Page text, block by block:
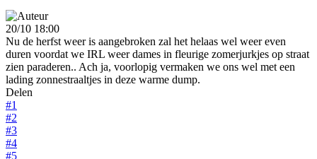
20/10 18:00
Nu de herfst weer is aangebroken zal het helaas wel weer even
duren voordat we IRL weer dames in fleurige zomerjurkjes op straat
zien paraderen.. Ach ja, voorlopig vermaken we ons wel met een
lading zonnestraaltjes in deze warme dump.
Delen
#1
#2
#3
#4
#5